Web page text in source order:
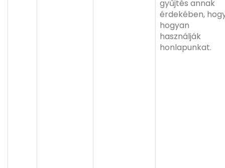
gyűjtés annak
érdekében,
hogyan
használják
honlapunkat.